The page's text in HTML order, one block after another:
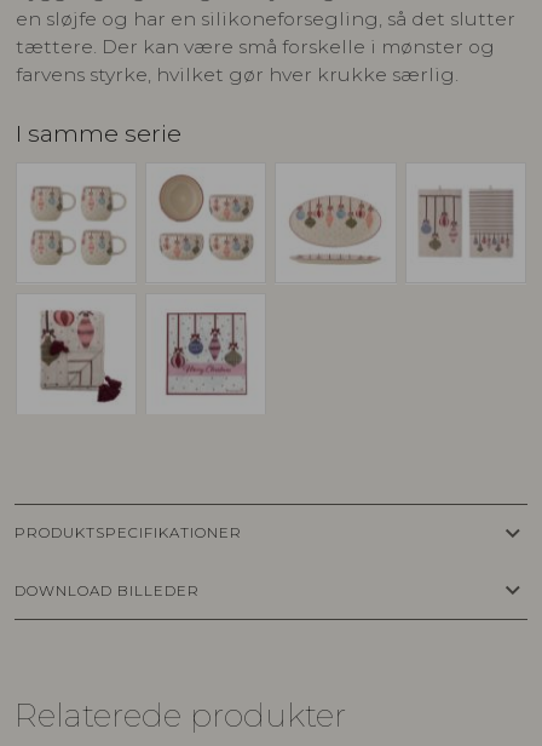
en sløjfe og har en silikoneforsegling, så det slutter
tættere. Der kan være små forskelle i mønster og
farvens styrke, hvilket gør hver krukke særlig.
I samme serie
PRODUKTSPECIFIKATIONER keyboard_arrow_down
DOWNLOAD BILLEDER keyboard_arrow_down
Relaterede produkter